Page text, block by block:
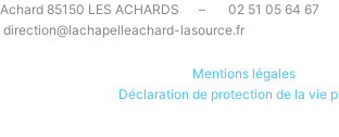
Achard 85150 LES ACHARDS – 02 51 05 64
direction@lachapelleachard-lasource.fr
Mentions légales
Déclaration de protection de la vie